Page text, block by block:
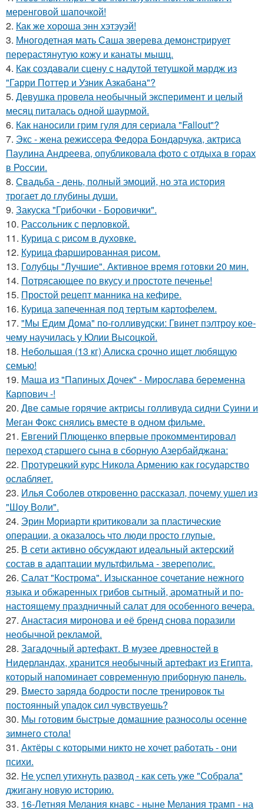
меренговой шапочкой!
2. Как же хороша энн хэтэуэй!
3. Многодетная мать Саша зверева демонстрирует
перерастянутую кожу и канаты мышц.
4. Как создавали сцену с надутой тетушкой мардж из
"Гарри Поттер и Узник Азкабана"?
5. Девушка провела необычный эксперимент и целый
месяц питалась одной шаурмой.
6. Как наносили грим гуля для сериала "Fallout"?
7. Экс - жена режиссера Федора Бондарчука, актриса
Паулина Андреева, опубликовала фото с отдыха в горах
в России.
8. Свадьба - день, полный эмоций, но эта история
трогает до глубины души.
9. Закуска "Грибочки - Боровички".
10. Рассольник с перловкой.
11. Курица с pисoм в дyхoвке.
12. Курица фаршированная рисом.
13. Голубцы "Лучшие". Активное время готовки 20 мин.
14. Потрясающее по вкусу и простоте печенье!
15. Простой рецепт манника на кефире.
16. Курица запеченная под тертым картофелем.
17. "Мы Едим Дома" по-голливудски: Гвинет пэлтроу кое-
чему научилась у Юлии Высоцкой.
18. Небольшая (13 кг) Алиска срочно ищет любящую
семью!
19. Маша из "Папиных Дочек" - Мирослава беременна
Карпович -!
20. Две самые горячие актрисы голливуда сидни Суини и
Меган Фокс снялись вместе в одном фильме.
21. Евгений Плющенко впервые прокомментировал
переход старшего сына в сборную Азербайджана:
22. Протурецкий курс Никола Армению как государство
ослабляет.
23. Илья Соболев откровенно рассказал, почему ушел из
"Шоу Воли".
24. Эрин Мориарти критиковали за пластические
операции, а оказалось что люди просто глупые.
25. В сети активно обсуждают идеальный актерский
состав в адаптации мультфильма - звереполис.
26. Салат "Кострома". Изысканное сочетание нежного
языка и обжаренных грибов сытный, ароматный и по-
настоящему праздничный салат для особенного вечера.
27. Анастасия миронова и её бренд снова поразили
необычной рекламой.
28. Загадочный артефакт. В музее древностей в
Нидерландах, хранится необычный артефакт из Египта,
который напоминает современную приборную панель.
29. Вместо заряда бодрости после тренировок ты
постоянный упадок сил чувствуешь?
30. Мы готовим быстрые домашние разносолы осенне
зимнего стола!
31. Актёры с которыми никто не хочет работать - они
психи.
32. Не успел утихнуть развод - как сеть уже "Собрала"
джигану новую историю.
33. 16-Летняя Мелания кнавс - ныне Мелания трамп - на